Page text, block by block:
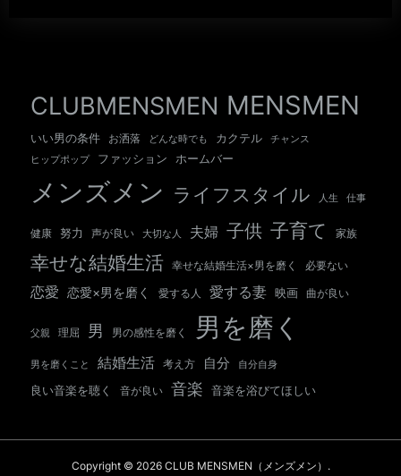
CLUBMENSMEN MENSMEN
いい男の条件 お洒落 どんな時でも カクテル チャンス
ヒップポップ ファッション ホームバー
メンズメン ライフスタイル 人生 仕事
健康 努力 声が良い 大切な人 夫婦 子供 子育て 家族
幸せな結婚生活 幸せな結婚生活×男を磨く 必要ない
恋愛 恋愛×男を磨く 愛する人 愛する妻 映画 曲が良い
父親 理屈 男 男の感性を磨く 男を磨く
男を磨くこと 結婚生活 考え方 自分 自分自身
良い音楽を聴く 音が良い 音楽 音楽を浴びてほしい
Copyright © 2026 CLUB MENSMEN（メンズメン）.